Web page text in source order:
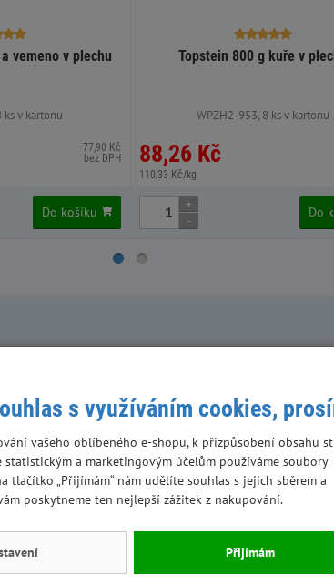
vemeno v plechu
ks v kartonu
77,90 Kč
bez DPH
Do košíku
Topstein 800 g kuře v
WPZH2-953, 8 ks v kartonu
88,26 Kč
110,33 Kč/kg
+
-
Do
dietetické potřeby štěňat.
knedlíčky
s využíváním cookies,
vašeho oblíbeného e-shopu, k přizpůsobení obsahu
statistickým a marketingovým účelům používáme soubory
tlačítko „Přijímám“ nám udělíte souhlas s jejich sběrem a
poskytneme ten nejlepší zážitek z nakupování.
Přijímám